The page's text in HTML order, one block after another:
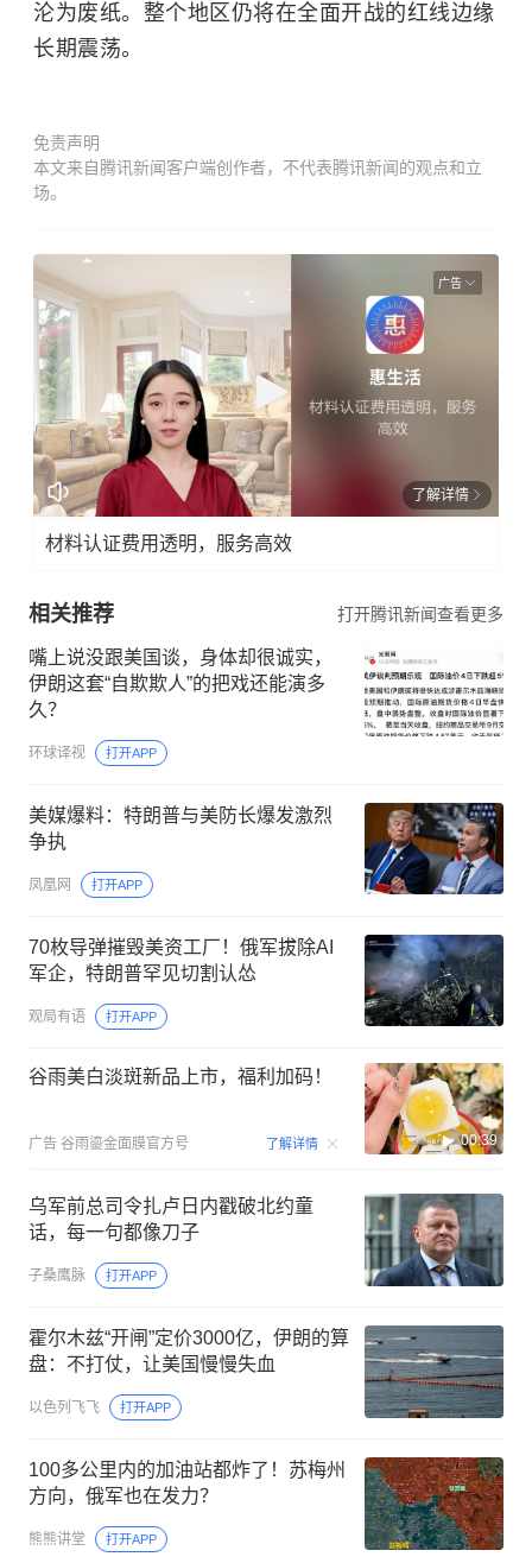
沦为废纸。整个地区仍将在全面开战的红线边缘
长期震荡。
免责声明
本文来自腾讯新闻客户端创作者，不代表腾讯新闻的观点和立
场。
广告
了解详情
材料认证费用透明，服务高效
相关推荐 打开腾讯新闻查看更多
嘴上说没跟美国谈，身体却很诚实，
伊朗这套“自欺欺人”的把戏还能演多
久？
环球译视 打开APP
美媒爆料：特朗普与美防长爆发激烈
争执
凤凰网 打开APP
70枚导弹摧毁美资工厂！俄军拔除AI
军企，特朗普罕见切割认怂
观局有语 打开APP
谷雨美白淡斑新品上市，福利加码！
广告 谷雨鎏金面膜官方号 了解详情 00:39
乌军前总司令扎卢日内戳破北约童
话，每一句都像刀子
子桑鹰脉 打开APP
霍尔木兹“开闸”定价3000亿，伊朗的算
盘：不打仗，让美国慢慢失血
以色列飞飞 打开APP
100多公里内的加油站都炸了！苏梅州
方向，俄军也在发力？
熊熊讲堂 打开APP